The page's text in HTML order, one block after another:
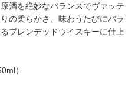
酒を絶妙なバランスでヴァッテ
の柔らかさ、味わうたびにバラ
ブレンデッドウイスキーに仕上
）